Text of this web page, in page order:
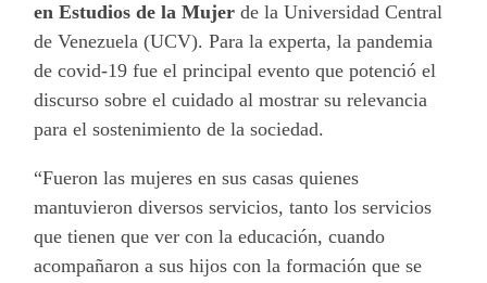
en Estudios de la Mujer de la Universidad Central
de Venezuela (UCV). Para la experta, la pandemia
de covid-19 fue el principal evento que potenció el
discurso sobre el cuidado al mostrar su relevancia
para el sostenimiento de la sociedad.
“Fueron las mujeres en sus casas quienes
mantuvieron diversos servicios, tanto los servicios
que tienen que ver con la educación, cuando
acompañaron a sus hijos con la formación que se